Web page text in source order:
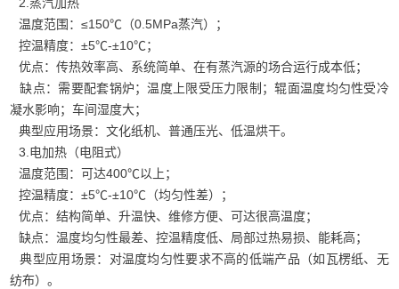
温度范围：≤150℃（0.5MPa蒸汽）；
控温精度：±5℃‑±10℃；
优点：传热效率高、系统简单、在有蒸汽源的场合运行成本低；
缺点：需要配套锅炉；温度上限受压力限制；辊面温度均匀性受冷
凝水影响；车间湿度大；
典型应用场景：文化纸机、普通压光、低温烘干。
3.电加热（电阻式）
温度范围：可达400℃以上；
控温精度：±5℃‑±10℃（均匀性差）；
优点：结构简单、升温快、维修方便、可达很高温度；
缺点：温度均匀性最差、控温精度低、局部过热易损、能耗高；
典型应用场景：对温度均匀性要求不高的低端产品（如瓦楞纸、无
纺布）。